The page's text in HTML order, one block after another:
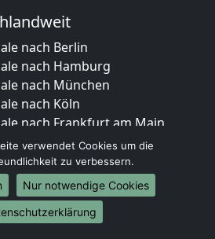
nach Berlin
nach Hamburg
nach München
nach Köln
nach Frankfurt am Main
nach Stuttgart
nach Düsseldorf
nach Leipzig
nach Dortmund
nach Essen
verwendet Cookies um die
zu verbessern.
Nur notwendige Cookies